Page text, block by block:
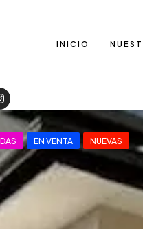
INICIO
EN VENTA NUEVAS